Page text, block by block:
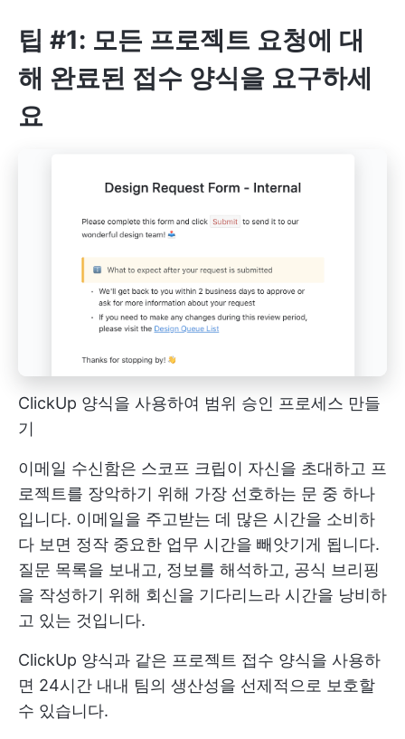
팁 #1: 모든 프로젝트 요청에 대
해 완료된 접수 양식을 요구하세
요
ClickUp 양식을 사용하여 범위 승인 프로세스 만들
기
이메일 수신함은 스코프 크립이 자신을 초대하고 프
로젝트를 장악하기 위해 가장 선호하는 문 중 하나
입니다. 이메일을 주고받는 데 많은 시간을 소비하
다 보면 정작 중요한 업무 시간을 빼앗기게 됩니다.
질문 목록을 보내고, 정보를 해석하고, 공식 브리핑
을 작성하기 위해 회신을 기다리느라 시간을 낭비하
고 있는 것입니다.
ClickUp 양식과 같은 프로젝트 접수 양식을 사용하
면 24시간 내내 팀의 생산성을 선제적으로 보호할
수 있습니다.